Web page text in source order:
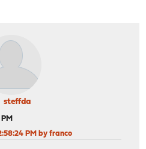
steffda
PM by franco